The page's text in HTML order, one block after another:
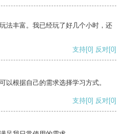
法丰富。我已经玩了好几个小时，还
支持[0] 反对[0]
以根据自己的需求选择学习方式。
支持[0] 反对[0]